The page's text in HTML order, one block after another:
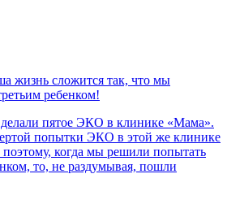
жизнь сложится так, что мы
ребенком!
пятое ЭКО в клинике «Мама».
попытки ЭКО в этой же клинике
когда мы решили попытать
то, не раздумывая, пошли